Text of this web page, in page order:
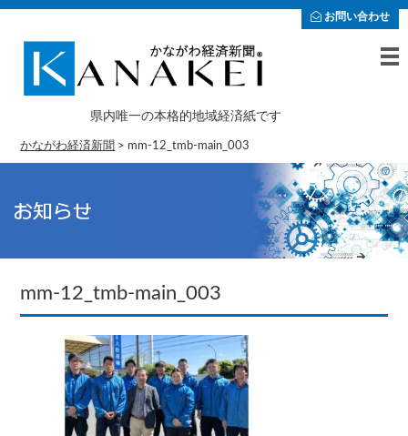
お問い合わせ
県内唯一の本格的地域経済紙です
かながわ経済新聞 > mm-12_tmb-main_003
mm-12_tmb-main_003